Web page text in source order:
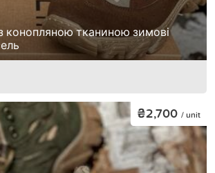
конопляною тканиною зимові
₴2,700 / unit